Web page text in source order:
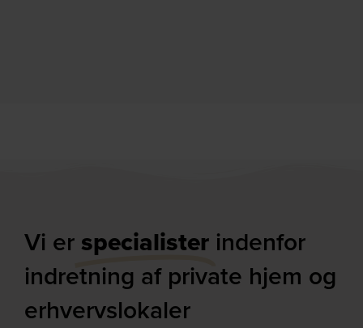
Vi er specialister indenfor
indretning af private hjem og
erhvervslokaler​